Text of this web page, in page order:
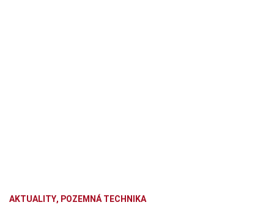
AKTUALITY, POZEMNÁ TECHNIKA